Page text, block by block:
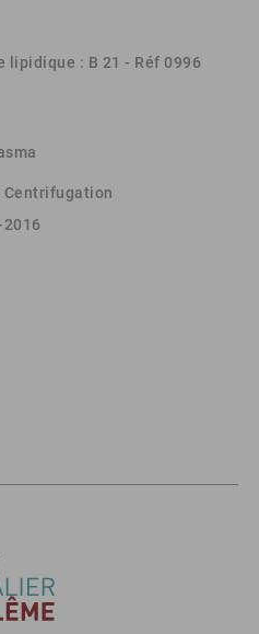
lipidique : B 21 - Réf 0996
Centrifugation
2016